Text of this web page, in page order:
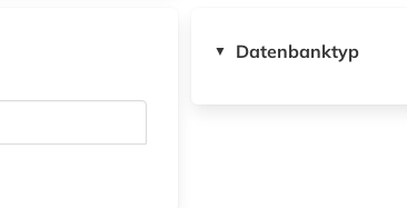
▼ Datenbanktyp